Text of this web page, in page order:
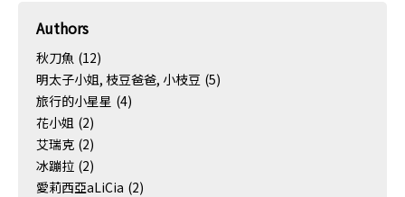
Authors
秋刀魚 (12)
明太子小姐, 枝豆爸爸, 小枝豆 (5)
旅行的小星星 (4)
花小姐 (2)
艾瑞克 (2)
冰蹦拉 (2)
愛莉西亞aLiCia (2)